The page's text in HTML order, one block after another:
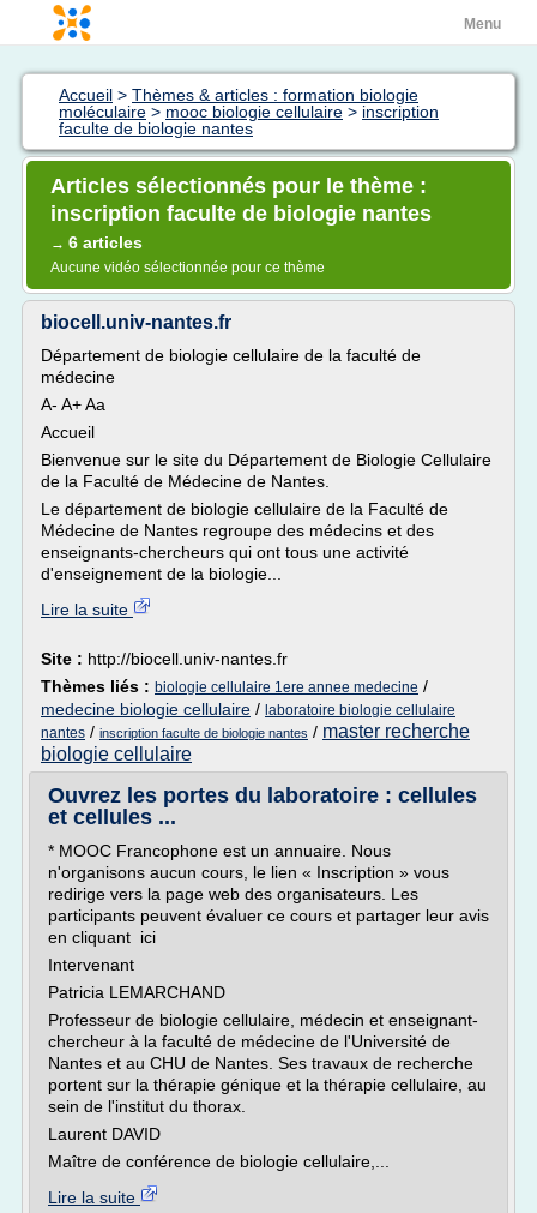
Menu
Accueil > Thèmes & articles : formation biologie
moléculaire > mooc biologie cellulaire > inscription
faculte de biologie nantes
Articles sélectionnés pour le thème :
inscription faculte de biologie nantes
→ 6 articles
Aucune vidéo sélectionnée pour ce thème
biocell.univ-nantes.fr
Département de biologie cellulaire de la faculté de
médecine
A- A+ Aa
Accueil
Bienvenue sur le site du Département de Biologie Cellulaire
de la Faculté de Médecine de Nantes.
Le département de biologie cellulaire de la Faculté de
Médecine de Nantes regroupe des médecins et des
enseignants-chercheurs qui ont tous une activité
d'enseignement de la biologie...
Lire la suite
Site : http://biocell.univ-nantes.fr
Thèmes liés : biologie cellulaire 1ere annee medecine /
medecine biologie cellulaire / laboratoire biologie cellulaire
nantes / inscription faculte de biologie nantes / master recherche
biologie cellulaire
Ouvrez les portes du laboratoire : cellules
et cellules ...
* MOOC Francophone est un annuaire. Nous
n'organisons aucun cours, le lien « Inscription » vous
redirige vers la page web des organisateurs. Les
participants peuvent évaluer ce cours et partager leur avis
en cliquant ici
Intervenant
Patricia LEMARCHAND
Professeur de biologie cellulaire, médecin et enseignant-
chercheur à la faculté de médecine de l'Université de
Nantes et au CHU de Nantes. Ses travaux de recherche
portent sur la thérapie génique et la thérapie cellulaire, au
sein de l'institut du thorax.
Laurent DAVID
Maître de conférence de biologie cellulaire,...
Lire la suite